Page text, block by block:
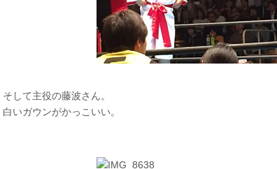
そして主役の藤波さん。
白いガウンがかっこいい。